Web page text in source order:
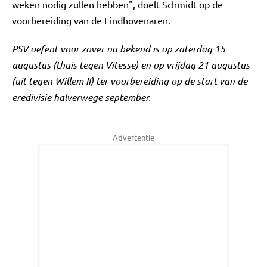
weken nodig zullen hebben", doelt Schmidt op de
voorbereiding van de Eindhovenaren.
PSV oefent voor zover nu bekend is op zaterdag 15
augustus (thuis tegen Vitesse) en op vrijdag 21 augustus
(uit tegen Willem II) ter voorbereiding op de start van de
eredivisie halverwege september.
Advertentie